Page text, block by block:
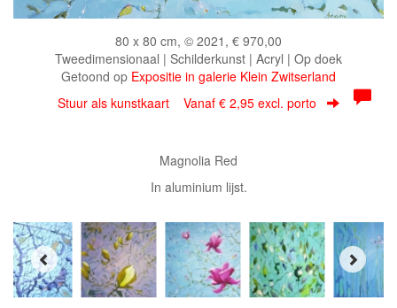
80 x 80 cm, © 2021, € 970,00
Tweedimensionaal | Schilderkunst | Acryl | Op doek
Getoond op Expositie in galerie Klein Zwitserland
Stuur als kunstkaart Vanaf € 2,95 excl. porto
Magnolia Red
In aluminium lijst.